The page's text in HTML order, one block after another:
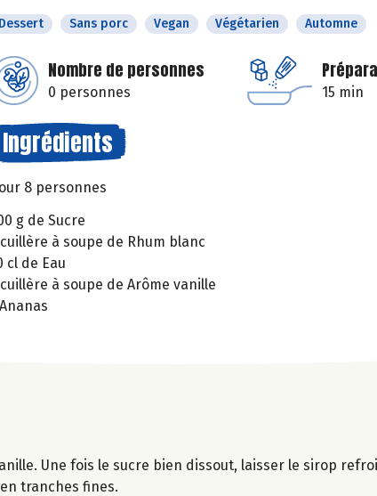
Dessert Sans porc Vegan Végétarien Automne
Nombre de personnes
0 personnes 15 min
Ingrédients
8 personnes
g de Sucre
à soupe de Rhum blanc
cl de Eau
à soupe de Arôme vanille
Une fois le sucre bien dissout, laisser le sirop
tranches fines.